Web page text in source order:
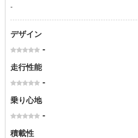
-
デザイン
-
走行性能
-
乗り心地
-
積載性